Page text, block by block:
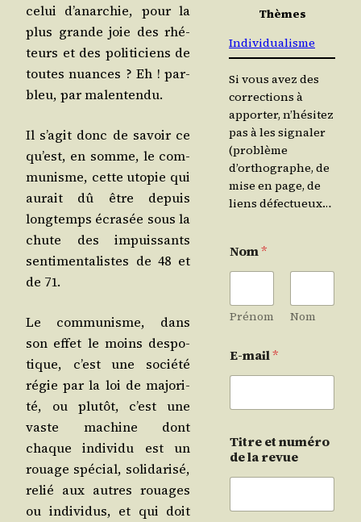
celui d’a­nar­chie, pour la
plus grande joie des rhé­
teurs et des poli­ti­ciens de
toutes nuances ? Eh ! par­
bleu, par malentendu.
Il s’a­git donc de savoir ce
qu’est, en somme, le com­
mu­nisme, cette uto­pie qui
aurait dû être depuis
long­temps écra­sée sous la
chute des impuis­sants
sen­ti­men­ta­listes de 48 et
de 71.
Le com­mu­nisme, dans
son effet le moins des­po­
tique, c’est une socié­té
régie par la loi de majo­ri­
té, ou plu­tôt, c’est une
vaste machine dont
chaque indi­vi­du est un
rouage spé­cial, soli­da­ri­sé,
relié aux autres rouages
ou indi­vi­dus, et qui doit
Thèmes
Individualisme
Si vous avez des
corrections à
apporter, n’hésitez
pas à les signaler
(problème
d’orthographe, de
mise en page, de
liens défectueux…
Nom*
Prénom Nom
E-mail*
Titre et numéro
de la revue